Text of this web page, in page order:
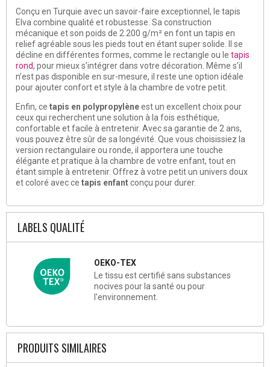
Conçu en Turquie avec un savoir-faire exceptionnel, le tapis
Elva combine qualité et robustesse. Sa construction
mécanique et son poids de 2.200 g/m² en font un tapis en
relief agréable sous les pieds tout en étant super solide. Il se
décline en différentes formes, comme le rectangle ou le tapis
rond, pour mieux s’intégrer dans votre décoration. Même s’il
n’est pas disponible en sur-mesure, il reste une option idéale
pour ajouter confort et style à la chambre de votre petit.
Enfin, ce tapis en polypropylèneest un excellent choix pour
ceux qui recherchent une solution à la fois esthétique,
confortable et facile à entretenir. Avec sa garantie de 2 ans,
vous pouvez être sûr de sa longévité. Que vous choisissiez la
version rectangulaire ou ronde, il apportera une touche
élégante et pratique à la chambre de votre enfant, tout en
étant simple à entretenir. Offrez à votre petit un univers doux
et coloré avec ce tapis enfantconçu pour durer.
LABELS QUALITÉ
OEKO-TEX
Le tissu est certifié sans substances
nocives pour la santé ou pour
l'environnement.
PRODUITS SIMILAIRES